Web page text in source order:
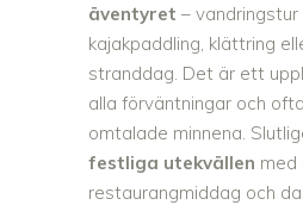
äventyret – vandringstur
kajakpaddling, klättring
stranddag. Det är ett
alla förväntningar och
omtalade minnena.
festliga utekvällen med
restaurangmiddag och